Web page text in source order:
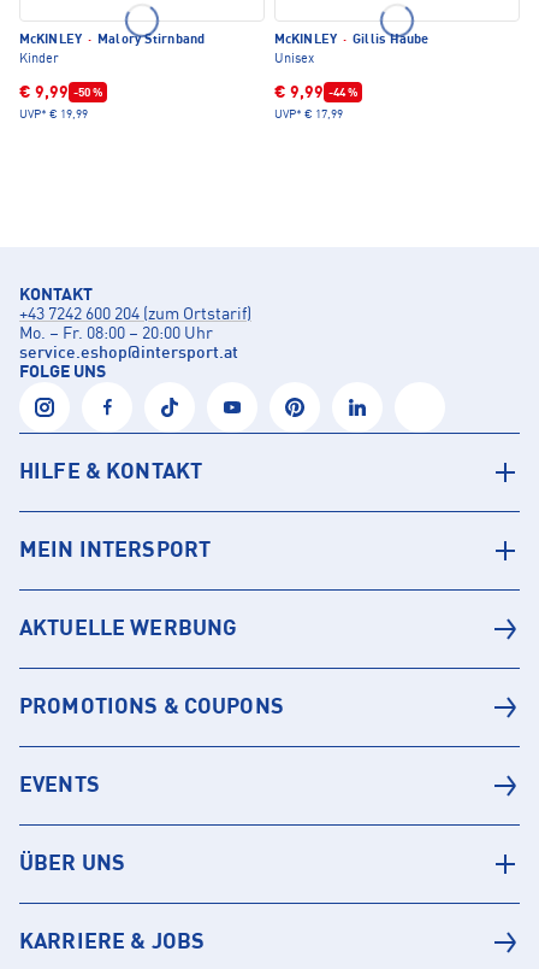
McKINLEY · Malory Stirnband
Kinder
€ 9,99 -50 %
UVP* € 19,99
McKINLEY · Gillis Haube
Unisex
€ 9,99 -44 %
UVP* € 17,99
KONTAKT
+43 7242 600 204 (zum Ortstarif)
Mo. – Fr. 08:00 – 20:00 Uhr
service.eshop@intersport.at
FOLGE UNS
HILFE & KONTAKT
MEIN INTERSPORT
AKTUELLE WERBUNG
PROMOTIONS & COUPONS
EVENTS
ÜBER UNS
KARRIERE & JOBS